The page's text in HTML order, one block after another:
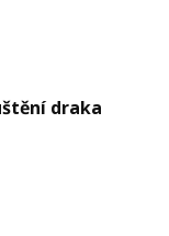
draka